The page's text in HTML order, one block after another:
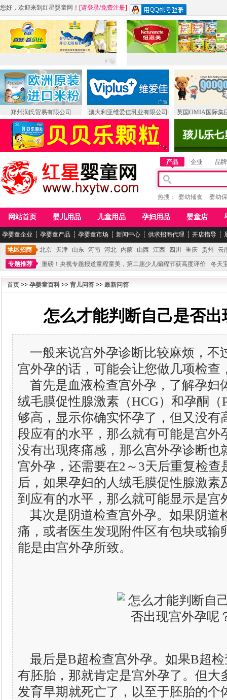
您好，欢迎来到 红星婴童网 ！ [请登录/免费注册]
郑州润氏贸易有限公司 澳大利亚维爱佳乳业有限公司 英国OMIA国际集
产品 企业 品牌
热搜： 婴幼辅食 婴幼
网站首页 婴儿用品 儿童用品 孕妇用品 婴童店
孕婴童企业 ┆ 孕婴童产品 ┆ 孕婴童市场 ┆ 新闻中心 ┆ 供求招商代理 ┆ 开店指导 ┆
地区招商 北京 天津 山东 河南 河北 内蒙 山西 江西 四川 重庆 贵州
云
专题推荐
重磅！央视专题报道童程童美，第二届少儿编程节获高度评价
冬天
不能再单纯地销售产品,而要向增强服务转型,毕竟母婴产品比较特殊。”
妇幼广场
首页 >> 孕婴童百科>> 育儿问答 >> 最新问答
怎么才能判断自己是否
一般来说宫外孕诊断比较麻烦，不
宫外孕的话，可能会让您做几项检查
首先是血液检查宫外孕，了解孕
绒毛膜促性腺激素（HCG）和孕酮（
够高，显示你确实怀孕了，但又没有
段应有的水平，那么就有可能是宫外
没有出现疼痛感，那么宫外孕诊断也
宫外孕，还需要在2～3天后重复检查
后，如果孕妇的人绒毛膜促性腺激素
到应有的水平，那么就可能显示是宫
其次是阴道检查宫外孕。如果阴道
痛，或者医生发现附件区有包块或输
能是由宫外孕所致。
最后是B超检查宫外孕。如果B超
有胚胎，那就肯定是宫外孕了。但大
发育早期就死亡了，以至于胚胎的个